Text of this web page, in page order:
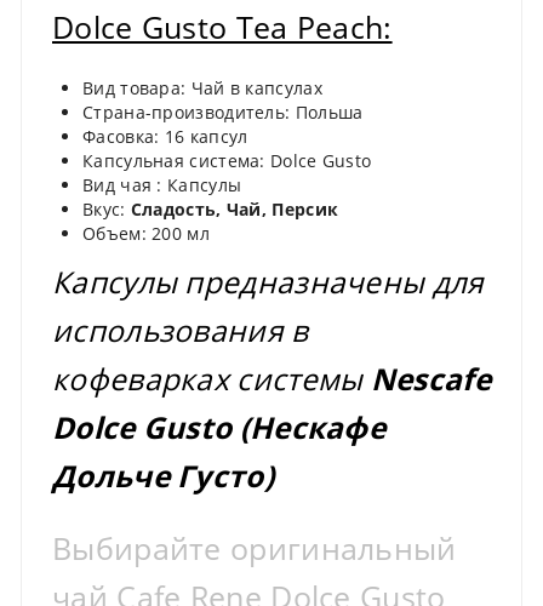
Dolce Gusto Tea Peach:
Вид товара: Чай в капсулах
Страна-производитель: Польша
Фасовка: 16 капсул
Капсульная система: Dolce Gusto
Вид чая : Капсулы
Вкус: Сладость, Чай, Персик
Объем: 200 мл
Капсулы предназначены для
использования в
кофеварках системы Nescafe
Dolce Gusto (Нескафе
Дольче Густо)
Выбирайте оригинальный
чай Cafe Rene Dolce Gusto